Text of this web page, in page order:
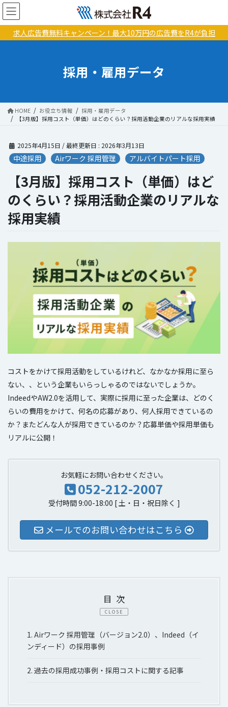
コ
ン
テ
ナ
ビ
ゲ
動
求人広告費無料キャンペーン！最大10万円の広告費をR4が負担
採用・雇用データ
HOME お役立ち情報
採用・雇用データ
【3月版】採用コスト（単価）はどのくらい？採用活動企業のリアルな採用実績
2025年4月15日 / 最終更新日 : 2026年3月13日
中途採用 Airワーク 採用管理 アルバイトパート採用
【3月版】採用コスト（単価）はど
のくらい？採用活動企業のリアルな
採用実績
コストをかけて採用活動をしているけれど、なかなか採用に至ら
ない、、という企業もいらっしゃるのではないでしょうか。
IndeedやAW2.0を活用して、実際に採用に至った企業は、どのく
らいの費用をかけて、何名の応募があり、何人採用できているの
か？またどんな人が採用できているのか？応募単価や採用単価も
リアルに公開！
お気軽にお問い合わせください。
052-212-2007
受付時間 9:00-18:00 [ 土・日・祝日除く ]
メールでのお問い合わせはこちら
目次
CLOSE
1. Airワーク 採用管理（バージョン2.0）、Indeed（イ
ンディード）の採用事例
2. 過去の採用成功事例・採用コストに関する記事